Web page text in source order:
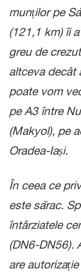
munților pe
(121,1 km) îi
greu de
altceva decât
poate vom
pe A3 între
(Makyol), pe
Oradea-Iași.
În ceea ce
este sărac.
întârziatele
(DN6-DN56).
are